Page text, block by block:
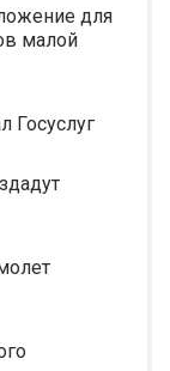
для
малой
Госуслуг